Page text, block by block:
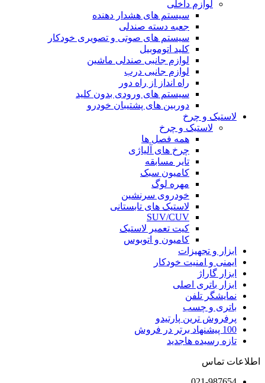
لوازم داخلی
سیستم های هشدار دهنده
جعبه دسته صندلی
سیستم های صوتی و تصویری خودکار
کلید اتوموبیل
لوازم جانبی صندلی ماشین
لوازم جانبی درب
راه انداز از راه دور
سیستم های ورودی بدون کلید
دوربین های پشتیبان خودرو
لاستیک و چرخ
لاستیک و چرخ
همه فصل ها
چرخ های آلیاژی
تایر مسابقه
کامیون سبک
مهره لوگ
خودروی سرنشین
لاستیک های تابستانی
SUV/CUV
کیت تعمیر لاستیک
کامیون و اتوبوس
ابزار و تجهیزات
ایمنی و امنیت خودکار
ابزار گاراژ
ابزار باتری اصلی
نمایشگر تلفن
باتری و چسب
پرفروش ترین پارتیدو
100 پیشنهاد برتر در فروش
تازه رسیده هاجدید
اطلاعات تماس